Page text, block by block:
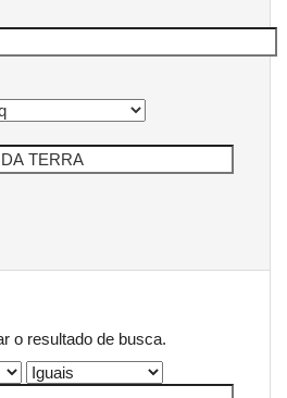
o resultado de busca.